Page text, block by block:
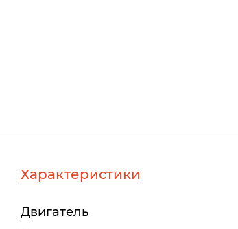
Характеристики
Двигатель